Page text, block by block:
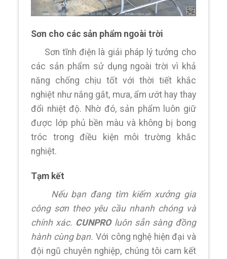
Sơn cho các sản phẩm ngoài trời
Sơn tĩnh điện là giải pháp lý tưởng cho
các sản phẩm sử dụng ngoài trời vì khả
năng chống chịu tốt với thời tiết khắc
nghiệt như nắng gắt, mưa, ẩm ướt hay thay
đổi nhiệt độ. Nhờ đó, sản phẩm luôn giữ
được lớp phủ bền màu và không bị bong
tróc trong điều kiện môi trường khắc
nghiệt.
Tạm kết
Nếu bạn đang tìm kiếm xưởng gia
công sơn theo yêu cầu nhanh chóng và
chính xác. CUNPROluôn sẵn sàng đồng
hành cùng bạn. Với công nghệ hiện đại và
đội ngũ chuyên nghiệp, chúng tôi cam kết